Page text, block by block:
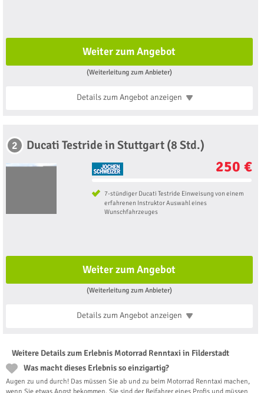
Weiter zum Angebot
(Weiterleitung zum Anbieter)
Details zum Angebotanzeigen
2 Ducati Testride in Stuttgart (8 Std.)
250 €
7-stündiger Ducati Testride Einweisung von einem
erfahrenen Instruktor Auswahl eines
Wunschfahrzeuges
Weiter zum Angebot
(Weiterleitung zum Anbieter)
Details zum Angebotanzeigen
Weitere Details zum Erlebnis Motorrad Renntaxi in Filderstadt
Was macht dieses Erlebnis so einzigartig?
Augen zu und durch! Das müssen Sie ab und zu beim Motorrad Renntaxi machen,